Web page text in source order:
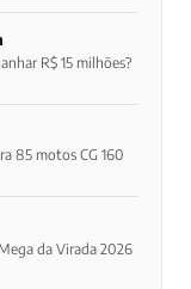
R$ 15 milhões?
85 motos CG 160
da Virada 2026